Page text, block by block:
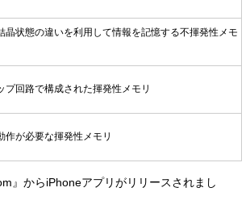
晶状態の違いを利用して情報を記憶する不揮発性メモ
プ回路で構成された揮発性メモリ
作が必要な揮発性メモリ
』からiPhoneアプリがリリースされまし